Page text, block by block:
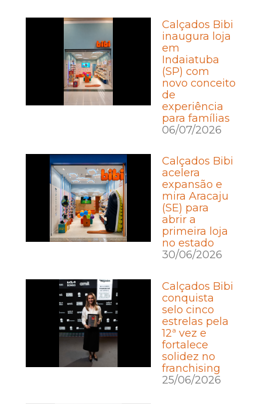
Calçados Bibi
inaugura loja
em
Indaiatuba
(SP) com
novo conceito
de
experiência
para famílias
06/07/2026
Calçados Bibi
acelera
expansão e
mira Aracaju
(SE) para
abrir a
primeira loja
no estado
30/06/2026
Calçados Bibi
conquista
selo cinco
estrelas pela
12ª vez e
fortalece
solidez no
franchising
25/06/2026